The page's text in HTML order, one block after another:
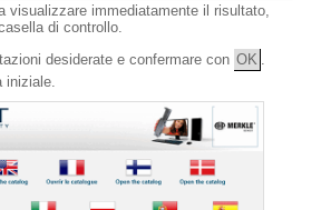
visualizzare immediatamente il risultato,
di controllo.
desiderate e confermare con OK
iniziale.